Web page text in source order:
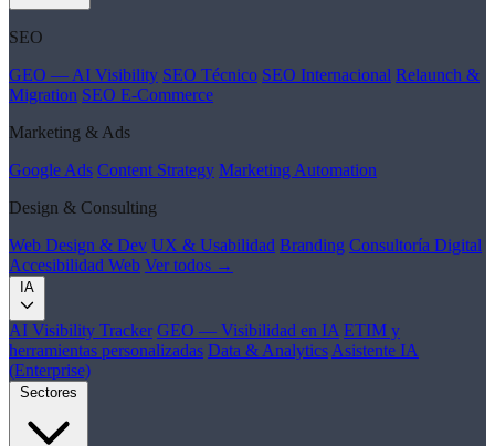
SEO
GEO — AI Visibility SEO Técnico SEO Internacional Relaunch &
Migration SEO E-Commerce
Marketing & Ads
Google Ads Content Strategy Marketing Automation
Design & Consulting
Web Design & Dev UX & Usabilidad Branding Consultoría Digital
Accesibilidad Web Ver todos →
IA
AI Visibility Tracker GEO — Visibilidad en IA ETIM y
herramientas personalizadas Data & Analytics Asistente IA
(Enterprise)
Sectores